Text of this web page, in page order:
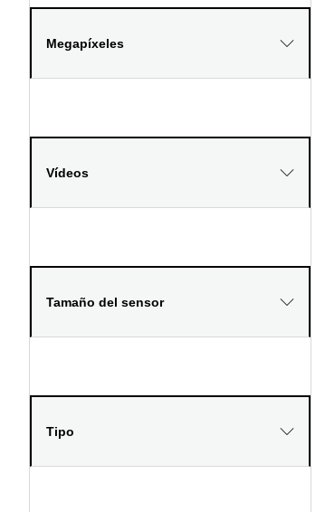
Megapíxeles
Vídeos
Tamaño del sensor
Tipo